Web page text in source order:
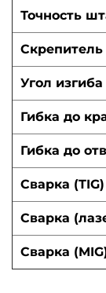
Точность
Скрепитель
Угол изгиба
Гибка до
Гибка до
Сварка (TIG)
Сварка
Сварка